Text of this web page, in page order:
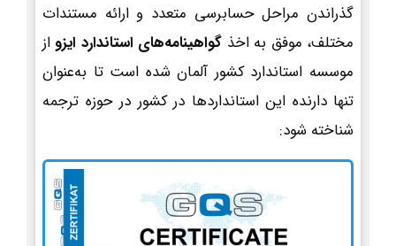
گذراندن مراحل حسابرسی متعدد و ارائه مستندات
مختلف، موفق به اخذ گواهینامه‌های استاندارد ایزو از
موسسه استاندارد کشور آلمان شده است تا به‌عنوان
تنها دارنده این استانداردها در کشور در حوزه ترجمه
شناخته شود: